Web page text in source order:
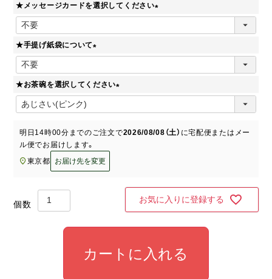
須
)
★メッセージカードを選択してください
必
)
★手提げ紙袋について
必
須
)
★お茶碗を選択してください
必
)
明日 14時00分 までのご注文で2026/08/08（土） に宅配便またはメー
ル便でお届けします。
東京都
お届け先を変更
お気に入りに登録する
カートに入れる